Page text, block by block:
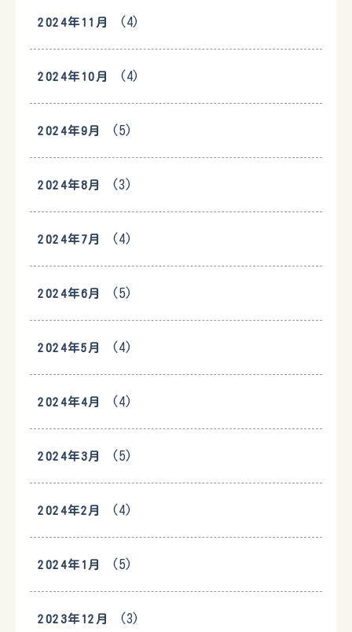
2024年11月 (4)
2024年10月 (4)
2024年9月 (5)
2024年8月 (3)
2024年7月 (4)
2024年6月 (5)
2024年5月 (4)
2024年4月 (4)
2024年3月 (5)
2024年2月 (4)
2024年1月 (5)
2023年12月 (3)